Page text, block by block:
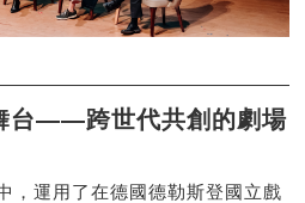
台——跨世代共創的劇場
，運用了在德國德勒斯登國立戲